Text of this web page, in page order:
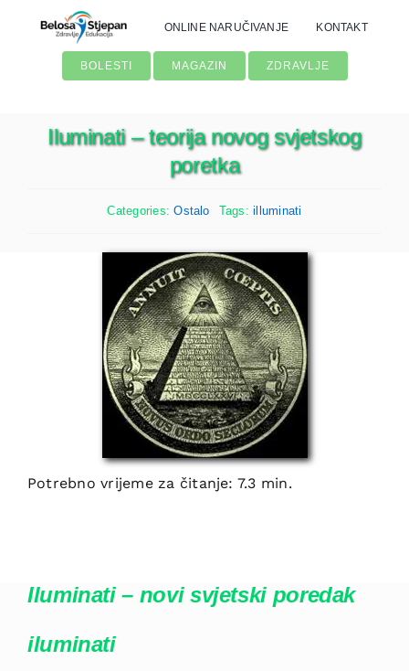
ONLINE NARUČIVANJE KONTAKT
BOLESTI MAGAZIN ZDRAVLJE
Iluminati – teorija novog svjetskog
poretka
Categories:Ostalo Tags:illuminati
Potrebno vrijeme za čitanje: 7.3 min.
Iluminati – novi svjetski poredak
iluminati